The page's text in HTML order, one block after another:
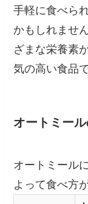
手軽に食べら
かもしれませ
ざまな栄養素
気の高い食品で
オートミー
オートミール
よって食べ方